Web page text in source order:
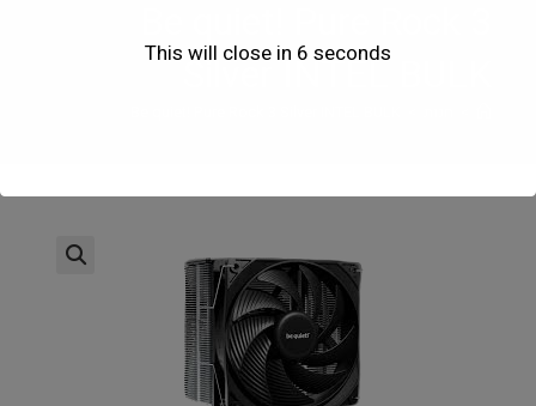
Silver INTEL BULK
This will close in 6 seconds